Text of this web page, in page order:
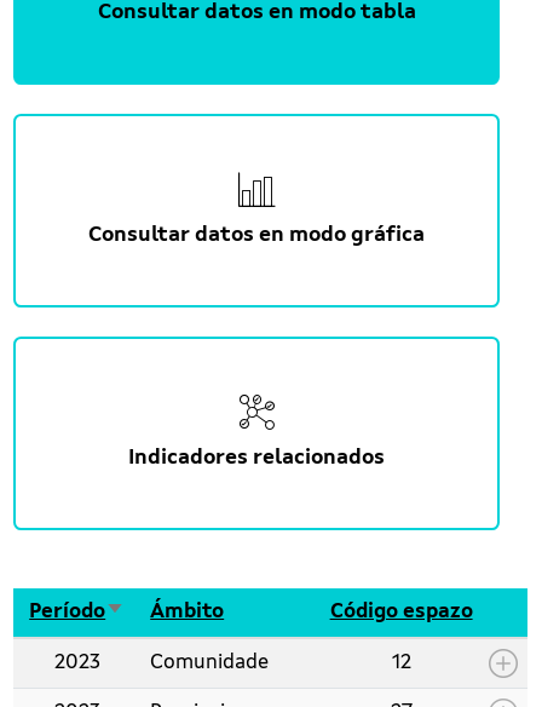
Consultar datos en modo tabla
Consultar datos en modo gráfica
Indicadores relacionados
Período Ordenar de maneira ascedente
Ámbito Código espazo
2023 Comunidade 12